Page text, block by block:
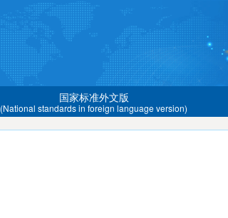
国家标准外文版
(National standards in foreign language version)